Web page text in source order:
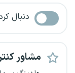
دنبال
مشاور